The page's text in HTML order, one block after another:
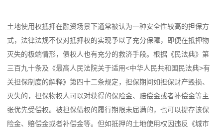
土地使用权抵押在融资场景下通常被认为一种安全性较高的担保方
式，法律法规不仅对抵押权的实现予以了充分保障，即便在抵押物
灭失的极端情形，债权人也有充分的救济手段。根据《民法典》第
三百九十条及《最高人民法院关于适用<中华人民共和国民法典>有
关担保制度的解释》第四十二条规定，担保期间如担保财产毁损、
灭失的，担保物权人可以对获得的保险金、赔偿金或者补偿金等主
张优先受偿权。被担保债权的履行期限未届满的，也可以提存该保
险金、赔偿金或者补偿金等。但如抵押的土地使用权因违反《城市